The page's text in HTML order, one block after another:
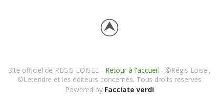
Site officiel de REGIS LOISEL - Retour à l'accueil - ©Régis Loisel,
©Letendre et les éditeurs concernés. Tous droits réservés
Powered by Facciate verdi